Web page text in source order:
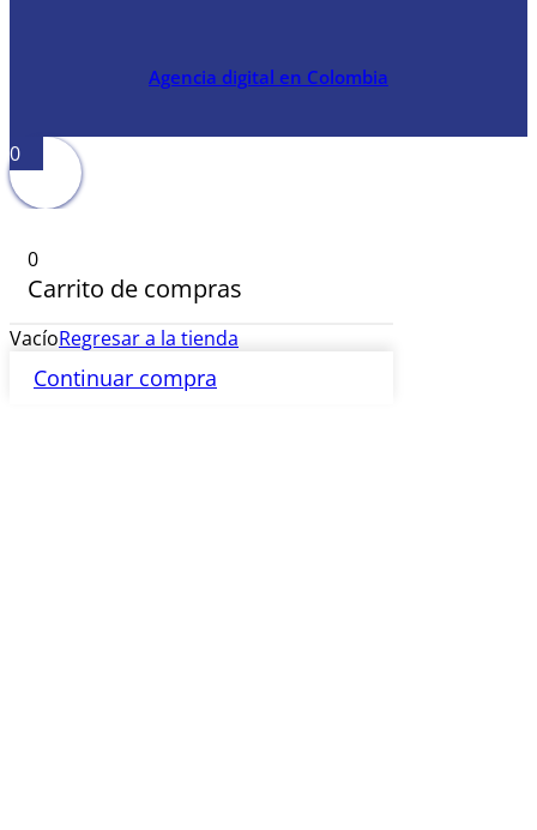
Agencia digital en Colombia
0
0
Carrito de compras
VacíoRegresar a la tienda
Continuar compra